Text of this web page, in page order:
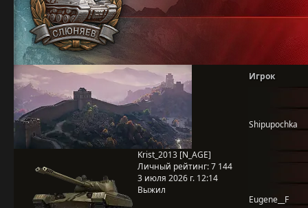
Krist_2013 [N_AGE]
Личный рейтинг:7 144
3 июля 2026 г. 12:14
Выжил
Игрок
Shipupochka
Eugene__F